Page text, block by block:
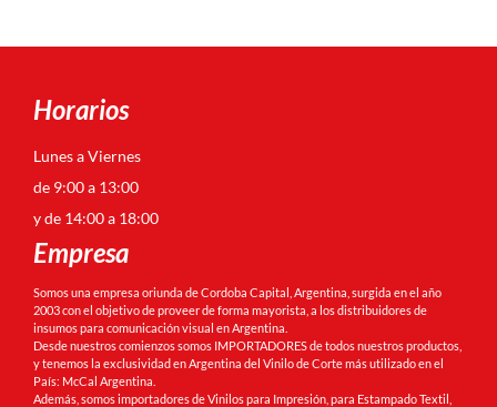
Horarios
Lunes a Viernes
de 9:00 a 13:00
y de 14:00 a 18:00
Empresa
Somos una empresa oriunda de Cordoba Capital, Argentina, surgida en el año
2003 con el objetivo de proveer de forma mayorista, a los distribuidores de
insumos para comunicación visual en Argentina.
Desde nuestros comienzos somos IMPORTADORES de todos nuestros productos,
y tenemos la exclusividad en Argentina del Vinilo de Corte más utilizado en el
País: McCal Argentina.
Además, somos importadores de Vinilos para Impresión, para Estampado Textil,